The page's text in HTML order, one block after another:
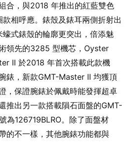
合，與2018 年推出的紅藍雙色
相呼應。錶殼及錶耳兩側折射出
式錶殼的輪廓更突出，倍添魅
領先的3285 型機芯，Oyster
II 於2018 年首次搭載此款機
錶，新款GMT-Master II 均獲頂
，保證腕錶於佩戴時能發揮超卓
推出另一款搭載隕石面盤的GMT-
為126719BLRO。除了面盤材
的不一樣，其他腕錶功能都與